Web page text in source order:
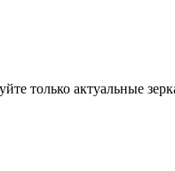
актуальные